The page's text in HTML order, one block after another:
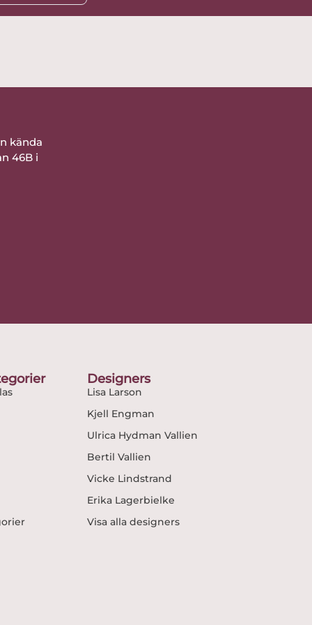
kända
46B i
Designers
Lisa Larson
Kjell Engman
Ulrica Hydman Vallien
Bertil Vallien
Vicke Lindstrand
Erika Lagerbielke
Visa alla designers